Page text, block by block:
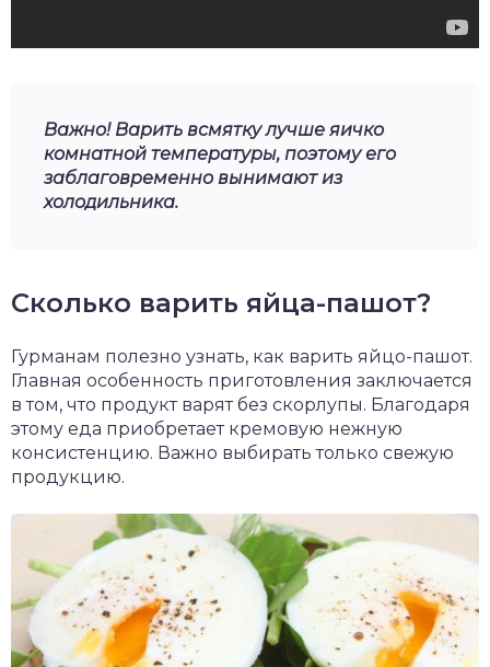
Важно! Варить всмятку лучше яичко
комнатной температуры, поэтому его
заблаговременно вынимают из
холодильника.
Сколько варить яйца-пашот?
Гурманам полезно узнать, как варить яйцо-пашот.
Главная особенность приготовления заключается
в том, что продукт варят без скорлупы. Благодаря
этому еда приобретает кремовую нежную
консистенцию. Важно выбирать только свежую
продукцию.